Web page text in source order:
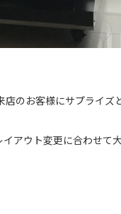
のお客様にサプライズ
アウト変更に合わせて